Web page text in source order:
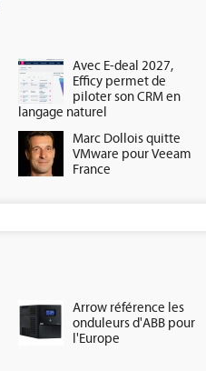
Avec E-deal 2027,
Efficy permet de
piloter son CRM en
langage naturel
Marc Dollois quitte
VMware pour Veeam
France
Arrow référence les
onduleurs d'ABB pour
l'Europe